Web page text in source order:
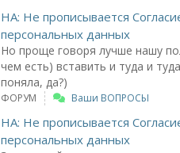
НА: Не прописывается
персональных данных
Но проще говоря лучше нашу
чем есть) вставить и туда и
поняла, да?)
ФОРУМ Ваши ВОПРОСЫ
НА: Не прописывается
персональных данных